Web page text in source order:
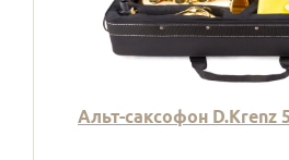
Альт-саксофон D.Krenz